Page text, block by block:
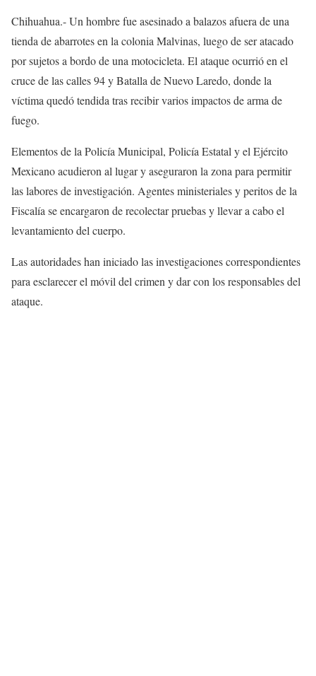
Chihuahua.- Un hombre fue asesinado a balazos afuera de una
tienda de abarrotes en la colonia Malvinas, luego de ser atacado
por sujetos a bordo de una motocicleta. El ataque ocurrió en el
cruce de las calles 94 y Batalla de Nuevo Laredo, donde la
víctima quedó tendida tras recibir varios impactos de arma de
fuego.
Elementos de la Policía Municipal, Policía Estatal y el Ejército
Mexicano acudieron al lugar y aseguraron la zona para permitir
las labores de investigación. Agentes ministeriales y peritos de la
Fiscalía se encargaron de recolectar pruebas y llevar a cabo el
levantamiento del cuerpo.
Las autoridades han iniciado las investigaciones correspondientes
para esclarecer el móvil del crimen y dar con los responsables del
ataque.